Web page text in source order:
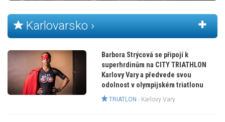
Karlovarsko ›
Barbora Strýcová se připojí k
superhrdinům na CITY TRIATHLON
Karlovy Vary a předvede svou
odolnost v olympijském triatlonu
TRIATLON - Karlovy Vary